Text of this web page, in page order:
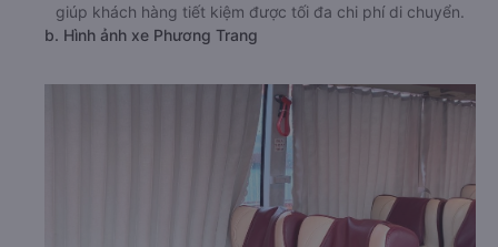
giúp khách hàng tiết kiệm được tối đa chi phí di chuyển.
b. Hình ảnh xe Phương Trang